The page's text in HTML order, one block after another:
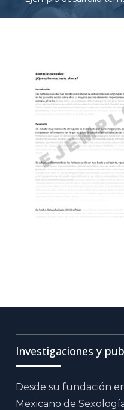
Investigaciones y
Desde su fundación
Mexicano de